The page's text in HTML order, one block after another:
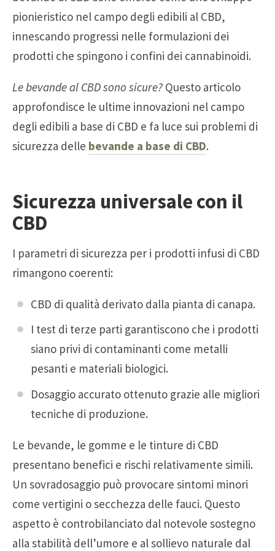
pionieristico nel campo degli edibili al CBD,
innescando progressi nelle formulazioni dei
prodotti che spingono i confini dei cannabinoidi.
Le bevande al CBD sono sicure? Questo articolo
approfondisce le ultime innovazioni nel campo
degli edibili a base di CBD e fa luce sui problemi di
sicurezza delle bevande a base di CBD.
Sicurezza universale con il
CBD
I parametri di sicurezza per i prodotti infusi di CBD
rimangono coerenti:
CBD di qualità derivato dalla pianta di canapa.
I test di terze parti garantiscono che i prodotti
siano privi di contaminanti come metalli
pesanti e materiali biologici.
Dosaggio accurato ottenuto grazie alle migliori
tecniche di produzione.
Le bevande, le gomme e le tinture di CBD
presentano benefici e rischi relativamente simili.
Un sovradosaggio può provocare sintomi minori
come vertigini o secchezza delle fauci. Questo
aspetto è controbilanciato dal notevole sostegno
alla stabilità dell’umore e al sollievo naturale dal